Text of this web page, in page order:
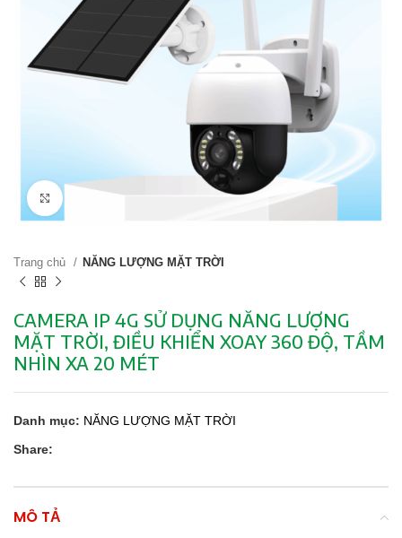
Click to enlarge
Trang chủ NĂNG LƯỢNG MẶT TRỜI
CAMERA IP 4G SỬ DỤNG NĂNG LƯỢNG
MẶT TRỜI, ĐIỀU KHIỂN XOAY 360 ĐỘ, TẦM
NHÌN XA 20 MÉT
Danh mục: NĂNG LƯỢNG MẶT TRỜI
Share:
MÔ TẢ